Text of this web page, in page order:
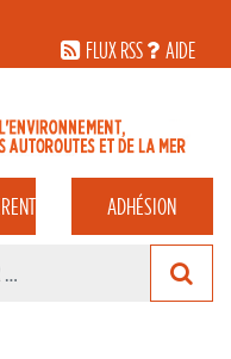
FLUX RSS
AIDE
ADHÉSION